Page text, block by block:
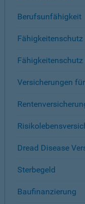
Berufsunfähigkeit
Fähigkeitenschutz
Fähigkeitenschutz
Versicherungen
Dread Disease
Sterbegeld
Baufinanzierung